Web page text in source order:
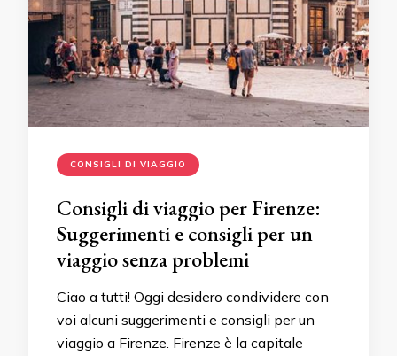
CONSIGLI DI VIAGGIO
Consigli di viaggio per Firenze:
Suggerimenti e consigli per un
viaggio senza problemi
Ciao a tutti! Oggi desidero condividere con
voi alcuni suggerimenti e consigli per un
viaggio a Firenze. Firenze è la capitale